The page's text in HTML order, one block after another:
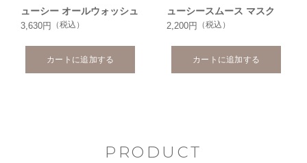
ューシー オールウォッシュ
3,630円 （税込）
カートに追加する
ューシースムース マスク
2,200円 （税込）
カートに追加する
PRODUCT